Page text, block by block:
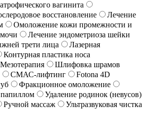
вагинита
восстановление
Лечение
Омоложение кожи промежности и
Лечение эндометриоза шейки
трети лица
Лазерная
Контурная пластика носа
Мезотерапия
Шлифовка шрамов
СМАС-лифтинг
Fotona 4D
Фракционное омоложение
Удаление родинок (невусов)
Ручной массаж
Ультразвуковая чистка